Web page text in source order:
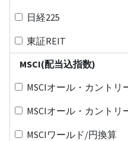
日経225
東証REIT
MSCI(配当込指数)
MSCIオール・カントリ
MSCIオール・カント
MSCIワールド/円換算